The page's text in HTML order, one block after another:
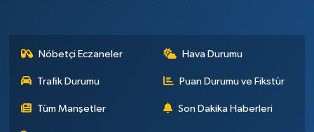
Nöbetçi Eczaneler Hava Durumu
Trafik Durumu Puan Durumu ve Fikstür
Tüm Manşetler Son Dakika Haberleri